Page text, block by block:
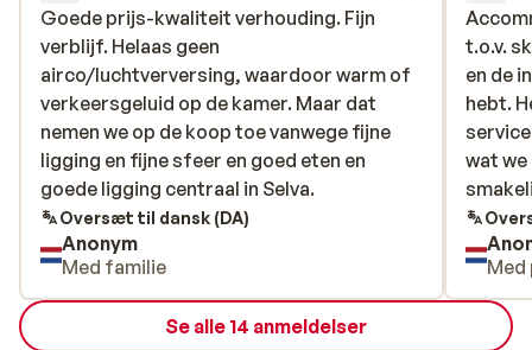
Goede prijs-kwaliteit verhouding. Fijn
verblijf. Helaas geen
airco/luchtverversing, waardoor warm of
verkeersgeluid op de kamer. Maar dat
nemen we op de koop toe vanwege fijne
ligging en fijne sfeer en goed eten en
goede ligging centraal in Selva.
Goede prijs-kwaliteit verhouding. Fijn
verblijf. Helaas geen
airco/luchtverversing, waardoor warm of
verkeersgeluid op de kamer. Maar dat
nemen we op de koop toe vanwege fijne
ligging en fijne sfeer en goed eten en
goede ligging centraal in Selva.
Oversæt til dansk (DA)
Anonym
Med familie
t.o.v.
en de
hebt.
wat
t.o.v.
en de
hebt.
wat
Se alle 14 anmeldelser